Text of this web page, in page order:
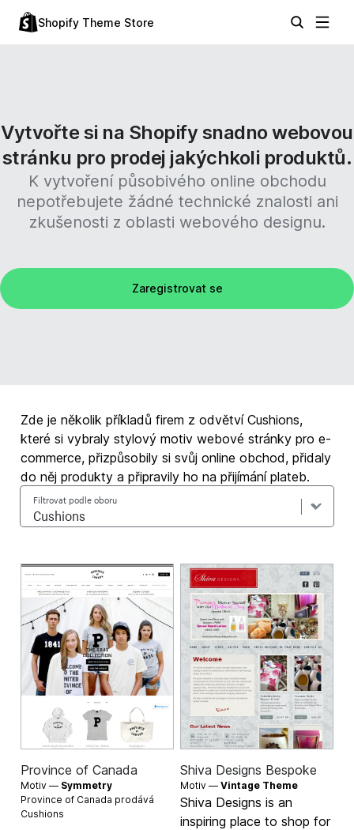
Shopify Theme Store
Vytvořte si na Shopify snadno webovou
stránku pro prodej jakýchkoli produktů.
K vytvoření působivého online obchodu
nepotřebujete žádné technické znalosti ani
zkušenosti z oblasti webového designu.
Zaregistrovat se
Zde je několik příkladů firem z odvětví Cushions,
které si vybraly stylový motiv webové stránky pro e-
commerce, přizpůsobily si svůj online obchod, přidaly
do něj produkty a připravily ho na přijímání plateb.
Filtrovat podle oboru
Province of Canada
Motiv — Symmetry
Province of Canada prodává
Cushions
Shiva Designs Bespoke
Motiv — Vintage Theme
Shiva Designs is an
inspiring place to shop for